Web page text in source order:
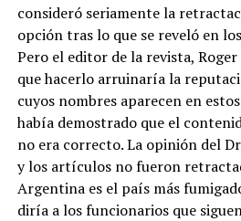
consideró seriamente la
opción tras lo que se reveló en
Pero el editor de la revista,
que hacerlo arruinaría la
cuyos nombres aparecen en
había demostrado que el
no era correcto. La opinión del
y los artículos no fueron
Argentina es el país más
diría a los funcionarios que